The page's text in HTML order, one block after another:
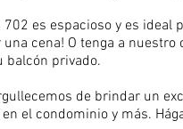
702 es espacioso y es ideal
una cena! O tenga a
balcón privado.
de brindar un
el condominio y más.